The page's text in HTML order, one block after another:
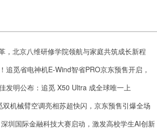
，北京八维研修学院领航与家庭共筑成长新程
追觅省电神机E-Wind智省PRO京东预售开启，
发明公布：追觅 X50 Ultra 成全球唯一上
机械臂空调亮相苏超快闪，京东预售引爆全场
圳国际金融科技大赛启动，激发高校学生AI创新